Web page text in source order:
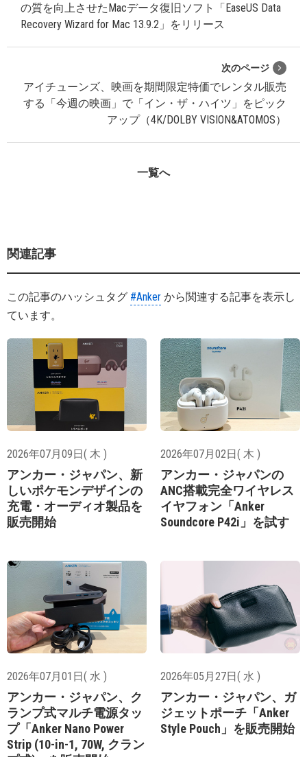
の質を向上させたMacデータ復旧ソフト「EaseUS Data
Recovery Wizard for Mac 13.9.2」をリリース
次のページ
アイチューンズ、映画を期間限定特価でレンタル販売
する「今週の映画」で「イン・ザ・ハイツ」をピック
アップ（4K/DOLBY VISION&ATOMOS）
一覧へ
関連記事
この記事のハッシュタグ #Anker から関連する記事を表示し
ています。
2026年07月09日( 木 )
アンカー・ジャパン、新
しいポケモンデザインの
充電・オーディオ製品を
販売開始
2026年07月02日( 木 )
アンカー・ジャパンの
ANC搭載完全ワイヤレス
イヤフォン「Anker
Soundcore P42i」を試す
2026年07月01日( 水 )
アンカー・ジャパン、ク
ランプ式マルチ電源タッ
プ「Anker Nano Power
Strip (10-in-1, 70W, クラン
2026年05月27日( 水 )
アンカー・ジャパン、ガ
ジェットポーチ「Anker
Style Pouch」を販売開始